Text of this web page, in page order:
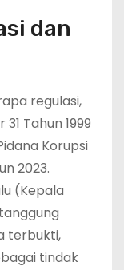
dan
regulasi,
Tahun 1999
Korupsi
2023.
(Kepala
terbukti,
tindak